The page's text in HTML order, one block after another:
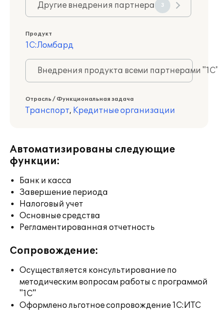
Другие внедрения партнера 3
Продукт
1С:Ломбард
Внедрения продукта всеми партнерами
Отрасль / Функциональная задача
Транспорт, Кредитные организации
Автоматизированы следующие
функции:
Банк и касса
Завершение периода
Налоговый учет
Основные средства
Регламентированная отчетность
Сопровождение:
Осуществляется консультирование по
методическим вопросам работы с программой
"1С"
Оформлено льготное сопровождение 1С:ИТС